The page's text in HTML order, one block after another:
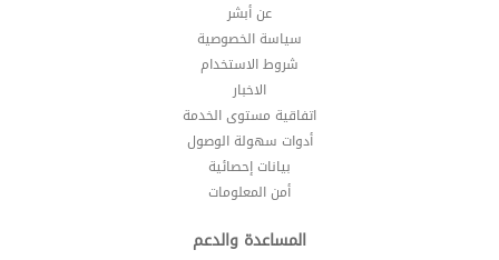
عن أبشر
سياسة الخصوصية
شروط الاستخدام
الاخبار
اتفاقية مستوى الخدمة
أدوات سهولة الوصول
بيانات إحصائية
أمن المعلومات
المساعدة والدعم